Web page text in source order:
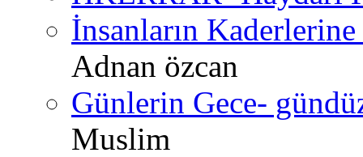
İnsanların
Adnan özcan
Günlerin Gece-
Muslim